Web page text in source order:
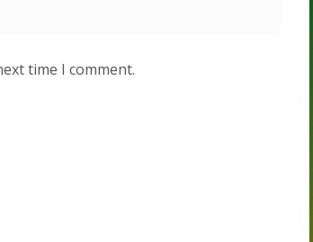
time I comment.